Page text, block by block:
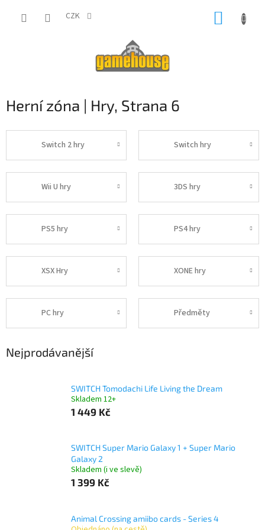
CZK
Herní zóna | Hry, Strana 6
Switch 2 hry Switch hry
Wii U hry 3DS hry
PS5 hry PS4 hry
XSX Hry XONE hry
PC hry Předměty
Nejprodávanější
SWITCH Tomodachi Life Living the Dream
Skladem 12+
1 449 Kč
SWITCH Super Mario Galaxy 1 + Super Mario
Galaxy 2
Skladem (i ve slevě)
1 399 Kč
Animal Crossing amiibo cards - Series 4